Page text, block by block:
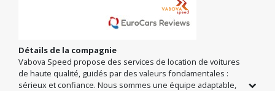
Détails de la compagnie
Vabova Speed propose des services de location de voitures
de haute qualité, guidés par des valeurs fondamentales :
sérieux et confiance. Nous sommes une équipe adaptable,